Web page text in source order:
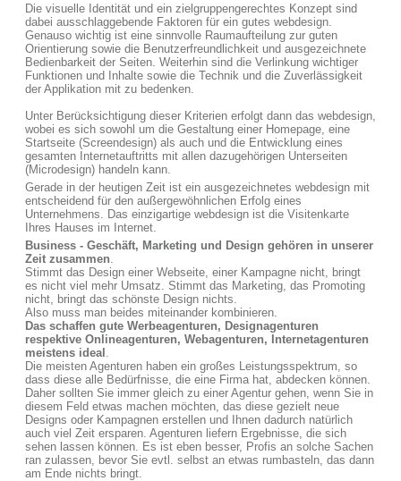
Die visuelle Identität und ein zielgruppengerechtes Konzept sind
dabei ausschlaggebende Faktoren für ein gutes webdesign.
Genauso wichtig ist eine sinnvolle Raumaufteilung zur guten
Orientierung sowie die Benutzerfreundlichkeit und ausgezeichnete
Bedienbarkeit der Seiten. Weiterhin sind die Verlinkung wichtiger
Funktionen und Inhalte sowie die Technik und die Zuverlässigkeit
der Applikation mit zu bedenken.
Unter Berücksichtigung dieser Kriterien erfolgt dann das webdesign,
wobei es sich sowohl um die Gestaltung einer Homepage, eine
Startseite (Screendesign) als auch und die Entwicklung eines
gesamten Internetauftritts mit allen dazugehörigen Unterseiten
(Microdesign) handeln kann.
Gerade in der heutigen Zeit ist ein ausgezeichnetes webdesign mit
entscheidend für den außergewöhnlichen Erfolg eines
Unternehmens. Das einzigartige webdesign ist die Visitenkarte
Ihres Hauses im Internet.
Business - Geschäft, Marketing und Design gehören in unserer
Zeit zusammen.
Stimmt das Design einer Webseite, einer Kampagne nicht, bringt
es nicht viel mehr Umsatz. Stimmt das Marketing, das Promoting
nicht, bringt das schönste Design nichts.
Also muss man beides miteinander kombinieren.
Das schaffen gute Werbeagenturen, Designagenturen
respektive Onlineagenturen, Webagenturen, Internetagenturen
meistens ideal .
Die meisten Agenturen haben ein großes Leistungsspektrum, so
dass diese alle Bedürfnisse, die eine Firma hat, abdecken können.
Daher sollten Sie immer gleich zu einer Agentur gehen, wenn Sie in
diesem Feld etwas machen möchten, das diese gezielt neue
Designs oder Kampagnen erstellen und Ihnen dadurch natürlich
auch viel Zeit ersparen. Agenturen liefern Ergebnisse, die sich
sehen lassen können. Es ist eben besser, Profis an solche Sachen
ran zulassen, bevor Sie evtl. selbst an etwas rumbasteln, das dann
am Ende nichts bringt.